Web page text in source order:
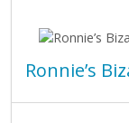
Ronnie’s